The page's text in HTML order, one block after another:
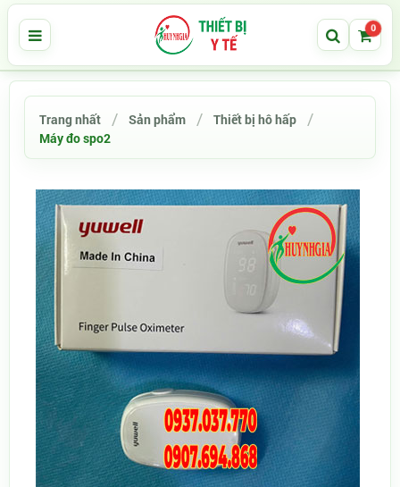
0
Trang nhất Sản phẩm
Thiết bị hô hấp
Máy đo spo2